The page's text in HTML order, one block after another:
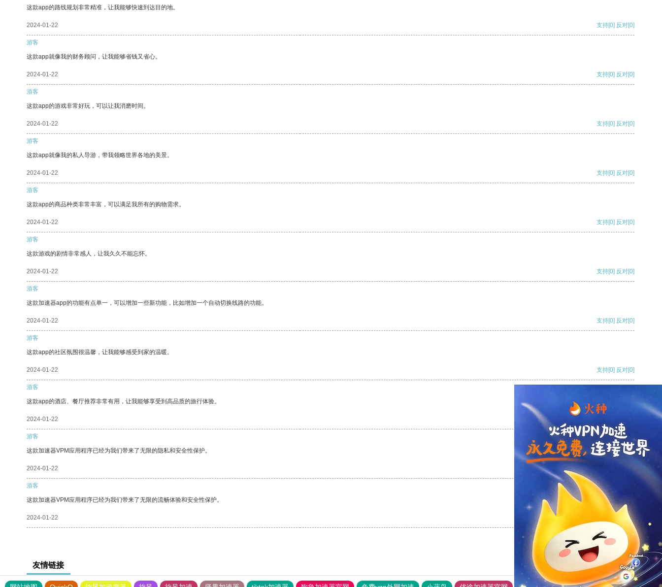
这款app的路线规划非常精准，让我能够快速到达目的地。
2024-01-22 支持[0] 反对[0]
游客
这款app就像我的财务顾问，让我能够省钱又省心。
2024-01-22 支持[0] 反对[0]
游客
这款app的游戏非常好玩，可以让我消磨时间。
2024-01-22 支持[0] 反对[0]
游客
这款app就像我的私人导游，带我领略世界各地的美景。
2024-01-22 支持[0] 反对[0]
游客
这款app的商品种类非常丰富，可以满足我所有的购物需求。
2024-01-22 支持[0] 反对[0]
游客
这款游戏的剧情非常感人，让我久久不能忘怀。
2024-01-22 支持[0] 反对[0]
游客
这款加速器app的功能有点单一，可以增加一些新功能，比如增加一个自动切换线路的功能。
2024-01-22 支持[0] 反对[0]
游客
这款app的社区氛围很温馨，让我能够感受到家的温暖。
2024-01-22 支持[0] 反对[0]
游客
这款app的酒店、餐厅推荐非常有用，让我能够享受到高品质的旅行体验。
2024-01-22
游客
这款加速器VPM应用程序已经为我们带来了无限的隐私和安全性保护。
2024-01-22 反对
游客
这款加速器VPM应用程序已经为我们带来了无限的流畅体验和安全性保护。
2024-01-22 反对[0]
友情链接